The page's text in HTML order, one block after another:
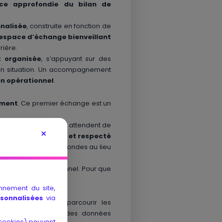
✕
du site,
via
approfondie du bilan de
, construite en fonction de
d’échange bienveillant
organisée, s’appuyant sur des
situation. Un accompagnement
opérationnel.
. Ce premier échange est un
ce que les coachs attendent de
considéré, entendu et respecté
aspirations profondes au lieu
du professionnel. Pour que
N’hésitez pas à parcourir les
vous donneront des données